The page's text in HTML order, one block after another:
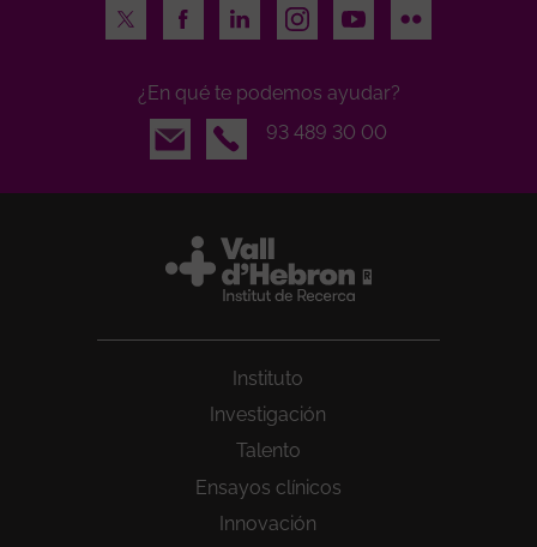
Twitter
FacebookLinkedInInstagramYoutubeFlickr
¿En qué te podemos ayudar?
Email
93 489 30 00
Instituto
Investigación
Talento
Ensayos clínicos
Innovación